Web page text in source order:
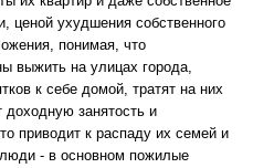
ценой ухудшения собственного
понимая, что
выжить на улицах города,
к себе домой, тратят на них
доходную занятость и
приводит к распаду их семей и
- в основном пожилые